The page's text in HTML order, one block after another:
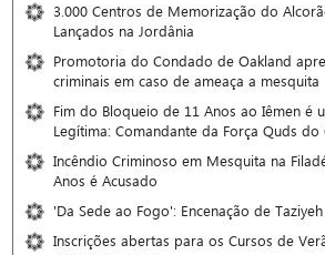
3.000 Centros de Memorização do
Lançados na Jordânia
Promotoria do Condado de Oakland
criminais em caso de ameaça a mesquita
Fim do Bloqueio de 11 Anos ao Iêmen é
Legítima: Comandante da Força Quds do
Incêndio Criminoso em Mesquita na
Anos é Acusado
'Da Sede ao Fogo': Encenação de
Inscrições abertas para os Cursos de